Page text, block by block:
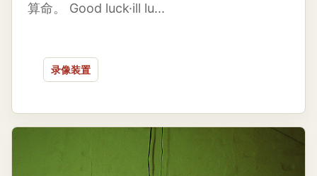
算命。 Good luck·ill lu...
录像装置